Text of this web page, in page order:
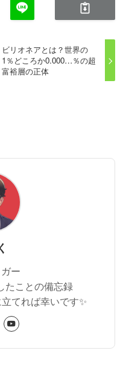
ビリオネアとは？世界の
1％どころか0.000…％の超
富裕層の正体
ー
たことの備忘録
てれば幸いです✨